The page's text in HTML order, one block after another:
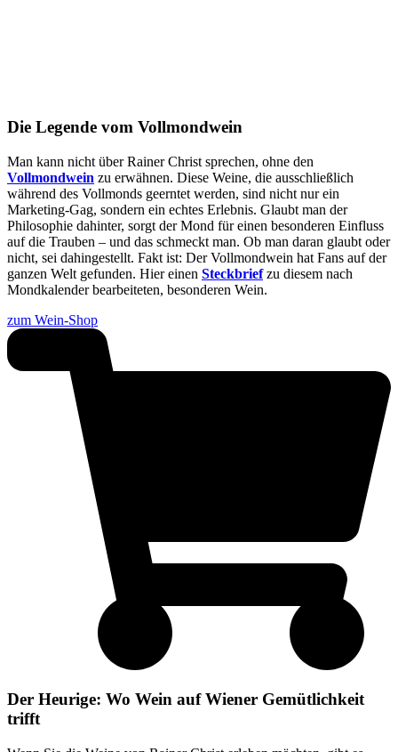
Die Legende vom Vollmondwein
Man kann nicht über Rainer Christ sprechen, ohne den
Vollmondwein zu erwähnen. Diese Weine, die ausschließlich
während des Vollmonds geerntet werden, sind nicht nur ein
Marketing-Gag, sondern ein echtes Erlebnis. Glaubt man der
Philosophie dahinter, sorgt der Mond für einen besonderen Einfluss
auf die Trauben – und das schmeckt man. Ob man daran glaubt oder
nicht, sei dahingestellt. Fakt ist: Der Vollmondwein hat Fans auf der
ganzen Welt gefunden. Hier einen Steckbriefzu diesem nach
Mondkalender bearbeiteten, besonderen Wein.
zum Wein-Shop
Der Heurige: Wo Wein auf Wiener Gemütlichkeit
trifft